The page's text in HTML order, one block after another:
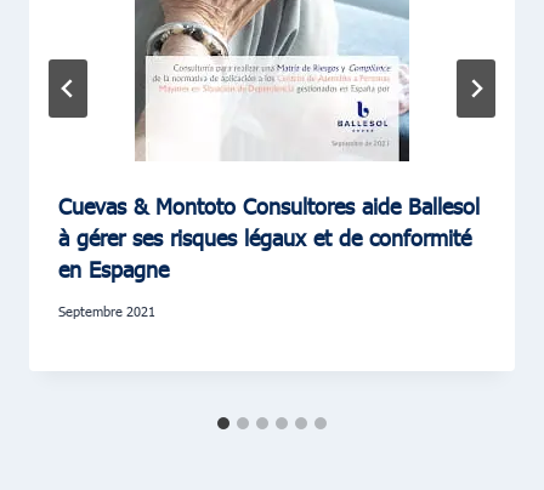
Cuevas & Montoto Consultores aide Ballesol
à gérer ses risques légaux et de conformité
en Espagne
septembre 2021